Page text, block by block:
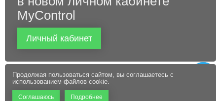
MyControl
Личный кабинет
Продолжая пользоваться сайтом, вы соглашаетесь с
использованием файлов cookie.
Соглашаюсь Подробнее